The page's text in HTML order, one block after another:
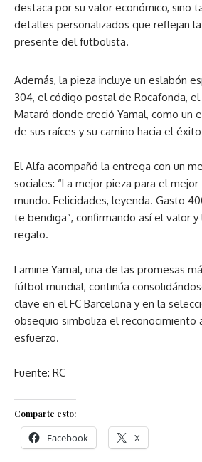
destaca por su valor económico, sino
detalles personalizados que reflejan
presente del futbolista.
Además, la pieza incluye un eslabón
304, el código postal de Rocafonda,
Mataró donde creció Yamal, como un
de sus raíces y su camino hacia el
El Alfa acompañó la entrega con un
sociales: “La mejor pieza para el
mundo. Felicidades, leyenda. Gasto
te bendiga”, confirmando así el valor
regalo.
Lamine Yamal, una de las promesas
fútbol mundial, continúa
clave en el FC Barcelona y en la
obsequio simboliza el reconocimiento
esfuerzo.
Fuente: RC
Comparte esto:
Facebook X